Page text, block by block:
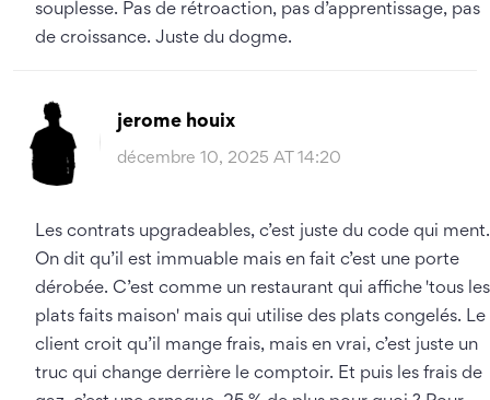
souplesse. Pas de rétroaction, pas d’apprentissage, pas
de croissance. Juste du dogme.
jerome houix
décembre 10, 2025 AT 14:20
Les contrats upgradeables, c’est juste du code qui ment.
On dit qu’il est immuable mais en fait c’est une porte
dérobée. C’est comme un restaurant qui affiche 'tous les
plats faits maison' mais qui utilise des plats congelés. Le
client croit qu’il mange frais, mais en vrai, c’est juste un
truc qui change derrière le comptoir. Et puis les frais de